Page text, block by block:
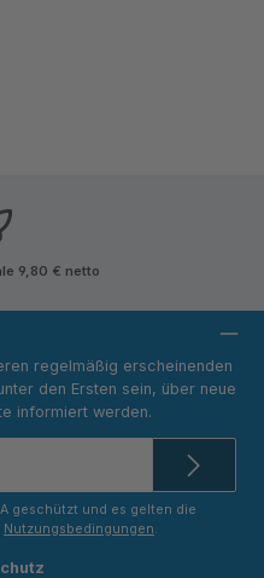
9,80 € netto
regelmäßig erscheinenden
den Ersten sein, über neue
informiert werden.
geschützt und es gelten die
Nutzungsbedingungen.